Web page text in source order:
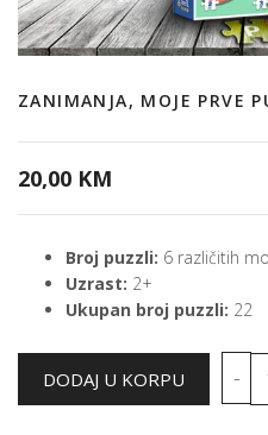
ZANIMANJA, MOJE PRVE
20,00 KM
Broj puzzli: 6 različitih
Uzrast: 2+
Ukupan broj puzzli: 22